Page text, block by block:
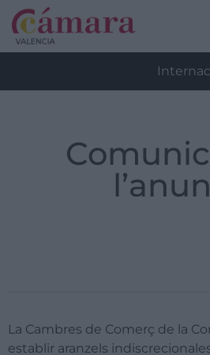
La Cambres de Comerç de la
establir aranzels